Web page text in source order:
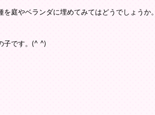
庭やベランダに埋めてみてはどうでしょうか。
子です。(^ ^)